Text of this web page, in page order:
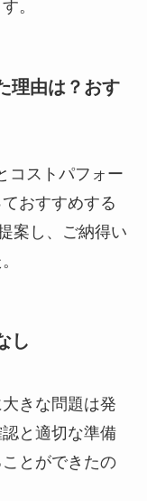
。
理由は？おす
コストパフォー
おすすめする
案し、ご納得い
し
きな問題は発
と適切な準備
とができたの